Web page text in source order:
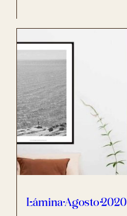
Lámina Agosto 2020